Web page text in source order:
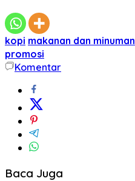
kopi makanan dan minuman
promosi
Komentar
Baca Juga